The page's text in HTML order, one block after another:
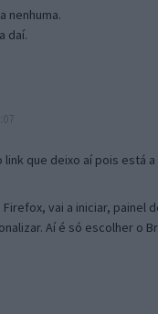
nenhuma.
daí.
que deixo aí pois está
vai a iniciar, painel
Aí é só escolher o